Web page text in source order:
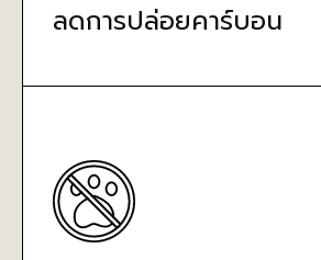
ลดการปล่อยคาร์บอน